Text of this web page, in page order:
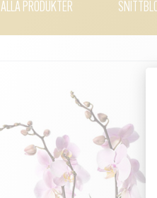
ALLA PRODUKTER